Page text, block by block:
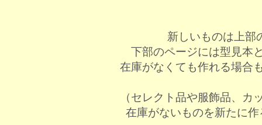
新しいものは上部
下部のページには型見本
在庫がなくても作れる場合
（セレクト品や服飾品、
在庫がないものを新たに